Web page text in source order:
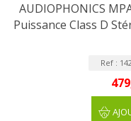
AUDIOPHONICS
Puissance Class D
Ref :